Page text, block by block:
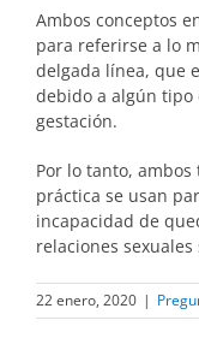
Ambos conceptos
para referirse a lo
delgada línea, que
debido a algún
gestación.
Por lo tanto,
práctica se usan
incapacidad de
relaciones
22 enero, 2020 |